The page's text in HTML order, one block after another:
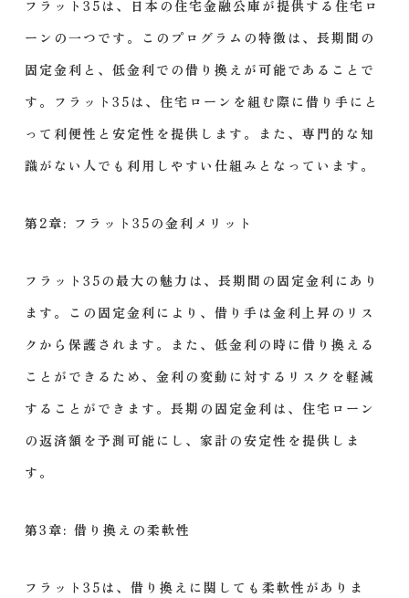
フラット35は、日本の住宅金融公庫が提供する住宅ロ
ーンの一つです。このプログラムの特徴は、長期間の
固定金利と、低金利での借り換えが可能であることで
す。フラット35は、住宅ローンを組む際に借り手にと
って利便性と安定性を提供します。また、専門的な知
識がない人でも利用しやすい仕組みとなっています。
第2章: フラット35の金利メリット
フラット35の最大の魅力は、長期間の固定金利にあり
ます。この固定金利により、借り手は金利上昇のリス
クから保護されます。また、低金利の時に借り換える
ことができるため、金利の変動に対するリスクを軽減
することができます。長期の固定金利は、住宅ローン
の返済額を予測可能にし、家計の安定性を提供しま
す。
第3章: 借り換えの柔軟性
フラット35は、借り換えに関しても柔軟性がありま